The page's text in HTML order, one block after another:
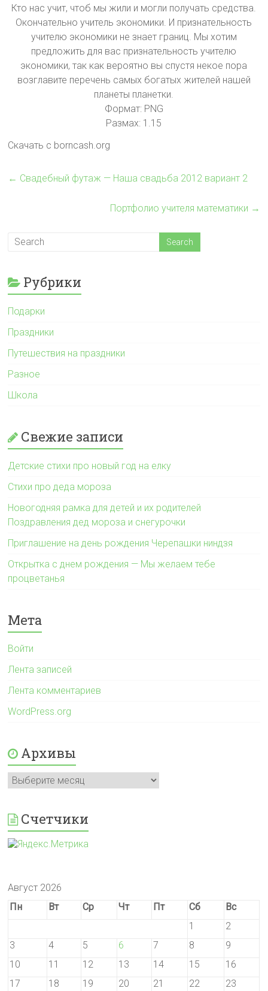
Кто нас учит, чтоб мы жили и могли получать средства.
Окончательно учитель экономики. И признательность
учителю экономики не знает границ. Мы хотим
предложить для вас признательность учителю
экономики, так как вероятно вы спустя некое пора
возглавите перечень самых богатых жителей нашей
планеты планетки.
Формат: PNG
Размах: 1.15
Скачать с borncash.org
← Свадебный футаж — Наша свадьба 2012 вариант 2
Портфолио учителя математики →
Рубрики
Подарки
Праздники
Путешествия на праздники
Разное
Школа
Свежие записи
Детские стихи про новый год на елку
Стихи про деда мороза
Новогодняя рамка для детей и их родителей
Поздравления дед мороза и снегурочки
Приглашение на день рождения Черепашки ниндзя
Открытка с днем рождения — Мы желаем тебе
процветанья
Мета
Войти
Лента записей
Лента комментариев
WordPress.org
Архивы
Архивы
Счетчики
Август 2026
Пн
Вт Ср Чт Пт Сб
Вс
1
2
3
4 5 6 7 8
9
10
11 12 13 14 15
16
17
18 19 20 21 22 23